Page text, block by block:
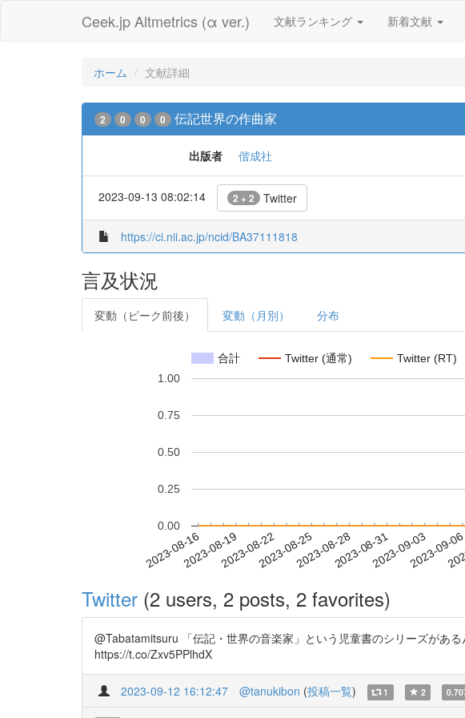
Ceek.jp Altmetrics (α ver.) 文献ランキング 新着文献
ホーム 文献詳細
2 0 0 0 伝記世界の作曲家
出版者 偕成社
2023-09-13 08:02:14 2 + 2 Twitter
https://ci.nii.ac.jp/ncid/BA37111818
言及状況
変動（ピーク前後） 変動（月別） 分布
合計 Twitter (通常) Twitter (RT)
2023-08-162023-08-192023-08-222023-08-252023-08-282023-08-312023-09-032023-09-06
0.00
0.25
0.50
0.75
1.00
Twitter (2 users, 2 posts, 2 favorites)
@Tabatamitsuru 「伝記・世界の音楽家」という児童書のシリーズがあ
https://t.co/Zxv5PPlhdX
2023-09-12 16:12:47 @tanukibon (投稿一覧) 1 2